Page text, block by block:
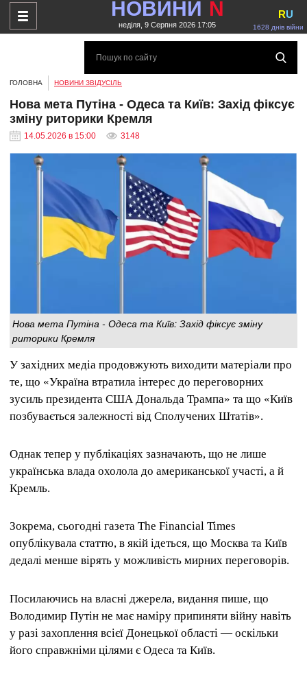
НОВИНИ N
неділя, 9 Серпня 2026 17:05 1628 днів війни
RU
ГОЛОВНА НОВИНИ ЗВІДУСІЛЬ
Нова мета Путіна - Одеса та Київ: Захід фіксує
зміну риторики Кремля
14.05.2026 в 15:00 3148
Нова мета Путіна - Одеса та Київ: Захід фіксує зміну
риторики Кремля
У західних медіа продовжують виходити матеріали про
те, що «Україна втратила інтерес до переговорних
зусиль президента США Дональда Трампа» та що «Київ
позбувається залежності від Сполучених Штатів».
Однак тепер у публікаціях зазначають, що не лише
українська влада охолола до американської участі, а й
Кремль.
Зокрема, сьогодні газета The Financial Times
опублікувала статтю, в якій ідеться, що Москва та Київ
дедалі менше вірять у можливість мирних переговорів.
Посилаючись на власні джерела, видання пише, що
Володимир Путін не має наміру припиняти війну навіть
у разі захоплення всієї Донецької області — оскільки
його справжніми цілями є Одеса та Київ.